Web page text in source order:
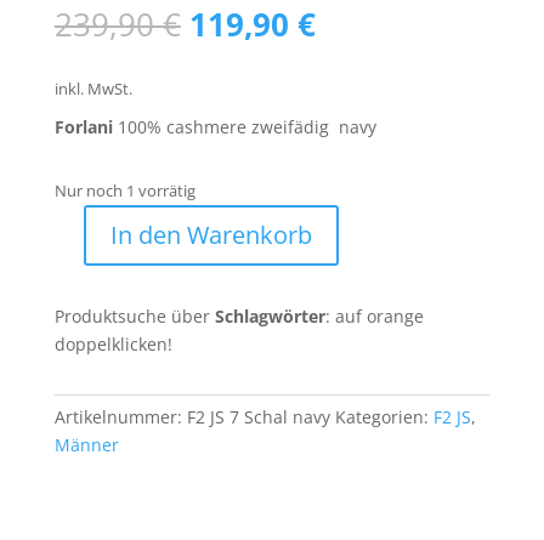
239,90€ Ursprünglicher
Preis
119,90 €Aktueller
Preis
inkl. MwSt.
Forlani100% cashmere zweifädig navy
Nur noch 1 vorrätig
Menge
In den Warenkorb
Produktsuche über Schlagwörter: auf orange
doppelklicken!
Artikelnummer: F2 JS 7 Schal navy Kategorien: F2 JS,
Männer